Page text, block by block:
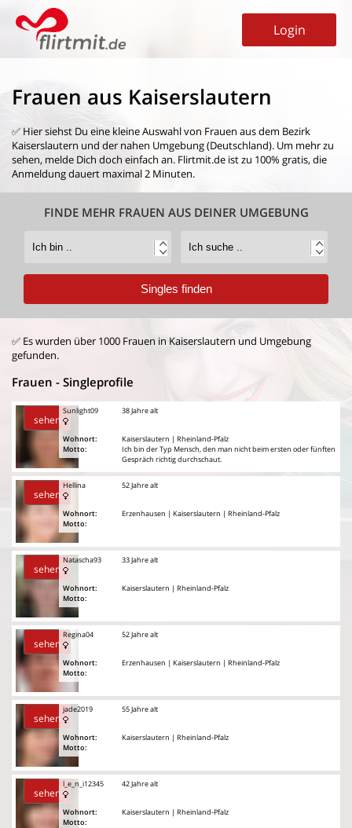
Login
Frauen aus Kaiserslautern
✅ Hier siehst Du eine kleine Auswahl von Frauen aus dem Bezirk
Kaiserslautern und der nahen Umgebung (Deutschland). Um mehr zu
sehen, melde Dich doch einfach an. Flirtmit.de ist zu 100% gratis, die
Anmeldung dauert maximal 2 Minuten.
FINDE MEHR FRAUEN AUS DEINER UMGEBUNG
✅ Es wurden über 1000 Frauen in Kaiserslautern und Umgebung
gefunden.
Frauen - Singleprofile
sehen
Sunlight09
Wohnort:
Motto:
38 Jahre alt
Kaiserslautern | Rheinland-Pfalz
Ich bin der Typ Mensch, den man nicht beim ersten oder fünften
Gespräch richtig durchschaut.
sehen
Hellina
Wohnort:
Motto:
52 Jahre alt
Erzenhausen | Kaiserslautern | Rheinland-Pfalz
sehen
Natascha93
Wohnort:
Motto:
33 Jahre alt
Kaiserslautern | Rheinland-Pfalz
sehen
Regina04
Wohnort:
Motto:
52 Jahre alt
Erzenhausen | Kaiserslautern | Rheinland-Pfalz
sehen
jade2019
Wohnort:
Motto:
55 Jahre alt
Kaiserslautern | Rheinland-Pfalz
sehen
l_e_n_i12345
Wohnort:
Motto:
42 Jahre alt
Kaiserslautern | Rheinland-Pfalz